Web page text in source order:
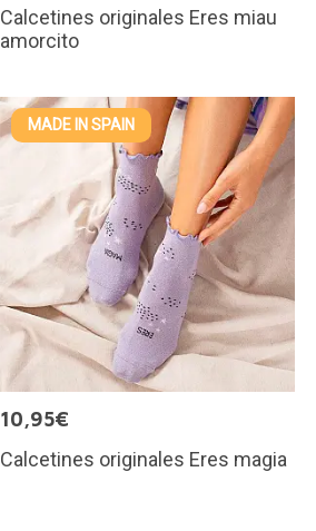
Calcetines originales Eres miau
amorcito
MADE IN SPAIN
10,95€
Calcetines originales Eres magia